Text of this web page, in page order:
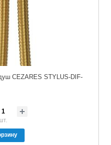
CEZARES STYLUS-DIF-